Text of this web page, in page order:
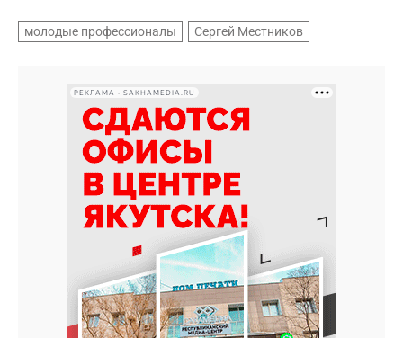
молодые профессионалы Сергей Местников
РЕКЛАМА • SAKHAMEDIA.RU